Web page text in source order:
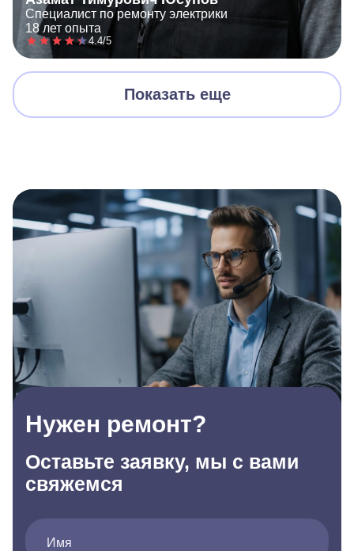
Специалист по ремонту электрики
18 лет опыта
4.4/5
Показать еще
Нужен ремонт?
Оставьте заявку, мы с вами
свяжемся
Имя